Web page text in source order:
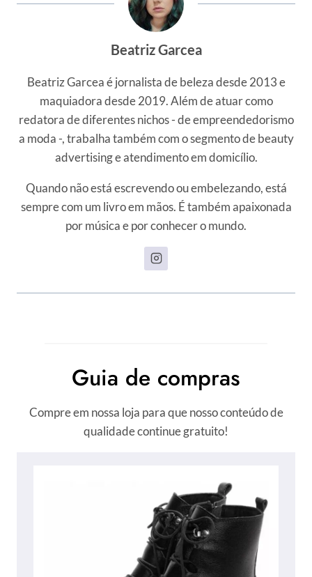
Beatriz Garcea
Beatriz Garcea é jornalista de beleza desde 2013 e
maquiadora desde 2019. Além de atuar como
redatora de diferentes nichos - de empreendedorismo
a moda -, trabalha também com o segmento de beauty
advertising e atendimento em domicílio.
Quando não está escrevendo ou embelezando, está
sempre com um livro em mãos. É também apaixonada
por música e por conhecer o mundo.
Guia de compras
Compre em nossa loja para que nosso conteúdo de
qualidade continue gratuito!